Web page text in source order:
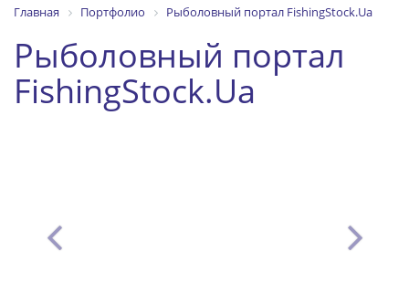
Главная Портфолио Рыболовный портал FishingStock.Ua
Рыболовный портал
FishingStock.Ua